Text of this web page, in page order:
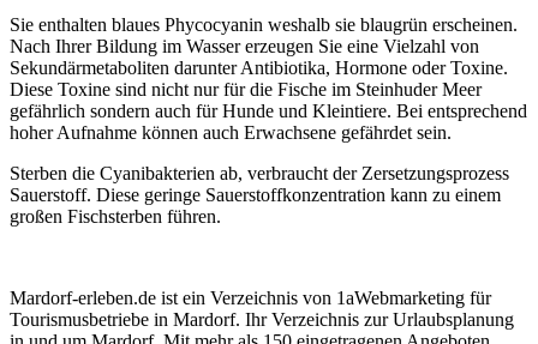
Sie enthalten blaues Phycocyanin weshalb sie blaugrün erscheinen.
Nach Ihrer Bildung im Wasser erzeugen Sie eine Vielzahl von
Sekundärmetaboliten darunter Antibiotika, Hormone oder Toxine.
Diese Toxine sind nicht nur für die Fische im Steinhuder Meer
gefährlich sondern auch für Hunde und Kleintiere. Bei entsprechend
hoher Aufnahme können auch Erwachsene gefährdet sein.
Sterben die Cyanibakterien ab, verbraucht der Zersetzungsprozess
Sauerstoff. Diese geringe Sauerstoffkonzentration kann zu einem
großen Fischsterben führen.
Mardorf-erleben.de ist ein Verzeichnis von 1aWebmarketing für
Tourismusbetriebe in Mardorf. Ihr Verzeichnis zur Urlaubsplanung